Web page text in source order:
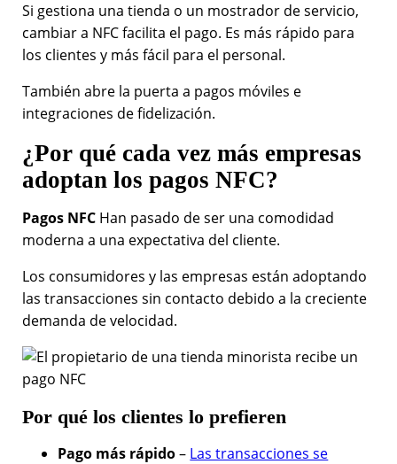
Si gestiona una tienda o un mostrador de servicio,
cambiar a NFC facilita el pago. Es más rápido para
los clientes y más fácil para el personal.
También abre la puerta a pagos móviles e
integraciones de fidelización.
¿Por qué cada vez más empresas
adoptan los pagos NFC?
Pagos NFC Han pasado de ser una comodidad
moderna a una expectativa del cliente.
Los consumidores y las empresas están adoptando
las transacciones sin contacto debido a la creciente
demanda de velocidad.
Por qué los clientes lo prefieren
Pago más rápido– Las transacciones se